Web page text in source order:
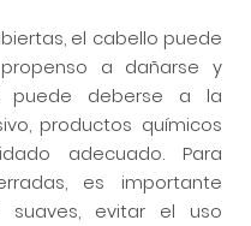
el cabello puede
a dañarse y
puede deberse a la
productos químicos
adecuado. Para
es importante
suaves, evitar el uso